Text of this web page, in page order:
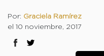
Por: Graciela Ramírez
el 10 noviembre, 2017